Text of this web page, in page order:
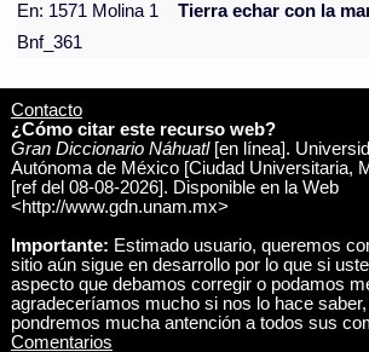
En: 1571 Molina 1
Tierra echar con la
Bnf_361
Contacto
¿Cómo citar este recurso web?
Gran Diccionario Náhuatl[en línea].
Autónoma de México [Ciudad Universitaria,
[ref del 08-08-2026]. Disponible en la Web
<http://www.gdn.unam.mx>
Importante: Estimado usuario, queremos
sitio aún sigue en desarrollo por lo que si
aspecto que debamos corregir o podamos
agradeceríamos mucho si nos lo hace
pondremos mucha antención a todos sus
Comentarios